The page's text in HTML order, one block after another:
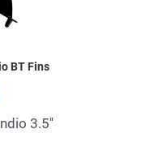
BT Fins
3.5''